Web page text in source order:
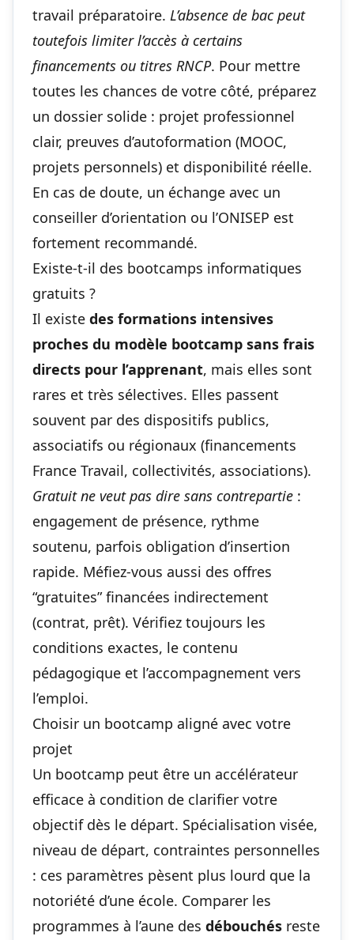
travail préparatoire. L’absence de bac peut
toutefois limiter l’accès à certains
financements ou titres RNCP. Pour mettre
toutes les chances de votre côté, préparez
un dossier solide : projet professionnel
clair, preuves d’autoformation (MOOC,
projets personnels) et disponibilité réelle.
En cas de doute, un échange avec un
conseiller d’orientation ou l’ONISEP est
fortement recommandé.
Existe-t-il des bootcamps informatiques
gratuits ?
Il existe des formations intensives
proches du modèle bootcamp sans frais
directs pour l’apprenant, mais elles sont
rares et très sélectives. Elles passent
souvent par des dispositifs publics,
associatifs ou régionaux (financements
France Travail, collectivités, associations).
Gratuit ne veut pas dire sans contrepartie :
engagement de présence, rythme
soutenu, parfois obligation d’insertion
rapide. Méfiez-vous aussi des offres
“gratuites” financées indirectement
(contrat, prêt). Vérifiez toujours les
conditions exactes, le contenu
pédagogique et l’accompagnement vers
l’emploi.
Choisir un bootcamp aligné avec votre
projet
Un bootcamp peut être un accélérateur
efficace à condition de clarifier votre
objectif dès le départ. Spécialisation visée,
niveau de départ, contraintes personnelles
: ces paramètres pèsent plus lourd que la
notoriété d’une école. Comparer les
programmes à l’aune des débouchés reste